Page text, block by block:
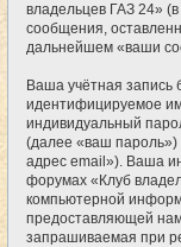
владельцев ГАЗ 24»
сообщения,
дальнейшем «ваши
Ваша учётная запись
идентифицируемое
индивидуальный
(далее «ваш
адрес email»). Ваша
форумах «Клуб
компьютерной
предоставляющей
запрашиваемая при